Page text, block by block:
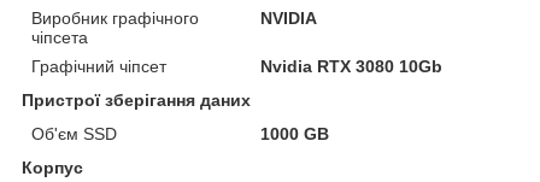
Виробник графічного
чіпсета
NVIDIA
Графічний чіпсет
Nvidia RTX 3080 10Gb
Пристрої зберігання даних
Об'єм SSD
1000 GB
Корпус